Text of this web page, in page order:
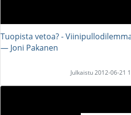
Tuopista vetoa? -
― Joni Pakanen
Julkaistu 2012-06-21